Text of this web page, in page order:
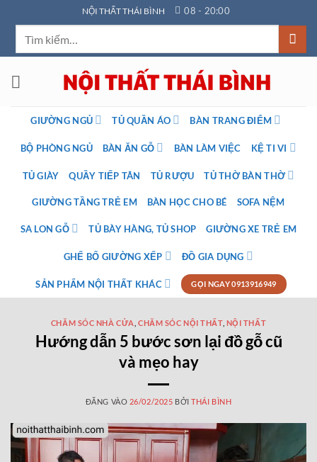
qua
dung
NỘI THẤT THÁI BÌNH 08 - 20:00
GIƯỜNG NGỦ TỦ QUẦN ÁO BÀN TRANG ĐIỂM
BỘ PHÒNG NGỦ BÀN ĂN GỖ BÀN LÀM VIỆC KỆ TI VI
TỦ GIÀY QUẦY TIẾP TÂN TỦ RƯỢU TỦ THỜ BÀN THỜ
GIƯỜNG TẦNG TRẺ EM BÀN HỌC CHO BÉ SOFA NỆM
SA LON GỖ TỦ BÀY HÀNG, TỦ SHOP GIƯỜNG XE TRẺ EM
GHẾ BỐ GIƯỜNG XẾP ĐỒ GIA DỤNG
SẢN PHẨM NỘI THẤT KHÁC GỌI NGAY 0913916949
CHĂM SÓC NHÀ CỬA CHĂM SÓC NỘI THẤT, NỘI THẤT
Hướng dẫn 5 bước sơn lại đồ gỗ cũ
và mẹo hay
ĐĂNG VÀO 26/02/2025 BỞITHÁI BÌNH